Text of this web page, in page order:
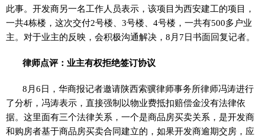
此事。开发商另一名工作人员表示，该项目为西安建工的项目，
一共4栋楼，这次交付2号楼、3号楼、4号楼，一共有500多户业
主。对于业主的反映，会积极沟通解决，8月7日书面回复记者。
律师点评：业主有权拒绝签订协议
8月6日，华商报记者邀请陕西索骥律师事务所律师冯涛进行
了分析，冯涛表示，直接强制以物业费抵扣赔偿金没有法律依
据。这里面有三个法律关系，一个是商品房买卖关系，是开发商
和购房者基于商品房买卖合同建立的，如果开发商逾期交房，应